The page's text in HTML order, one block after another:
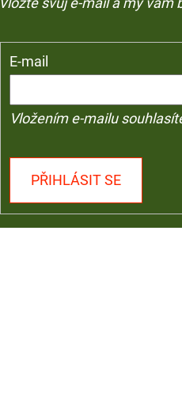
E-mail
Vložením e-mailu
PŘIHLÁSIT SE